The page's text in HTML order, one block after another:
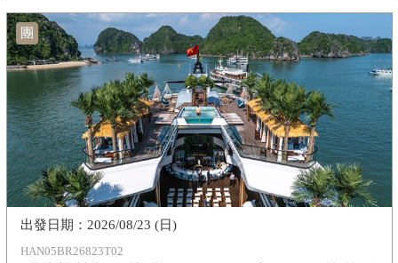
團
HAN05BR26823T02
2026/08/23 (日)